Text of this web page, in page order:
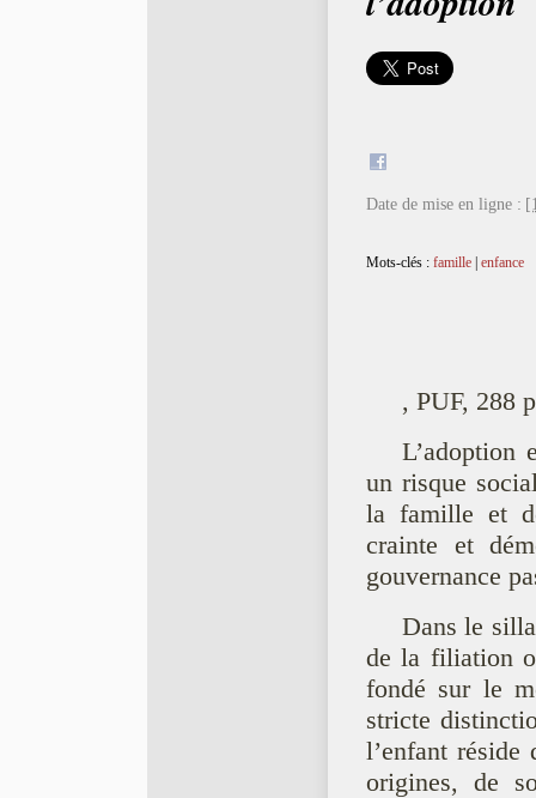
Date de mise en ligne :
Mots-clés : famille| enfance
, PUF, 288
L’adoption
un risque
la famille et
crainte et
gouvernance
Dans le
de la filiation
fondé sur le
stricte
l’enfant
origines, de